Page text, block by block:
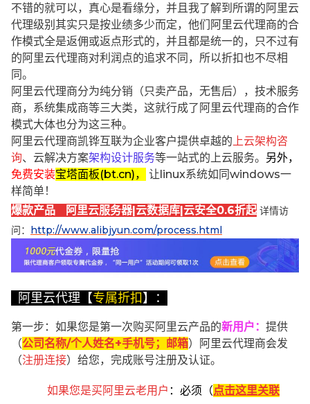
不错的就可以，真心是看缘分，并且我了解到所谓的阿里云
代理级别其实只是按业绩多少而定，他们阿里云代理商的合
作模式全是返佣或返点形式的，并且都是统一的，只不过有
的阿里云代理商对利润点的追求不同，所以折扣也不尽相
同。
阿里云代理商分为纯分销（只卖产品，无售后），技术服务
商，系统集成商等三大类，这就行成了阿里云代理商的合作
模式大体也分为这三种。
阿里云代理商凯铧互联为企业客户提供卓越的 上云架构咨
询、云解决方案架构设计服务等一站式的上云服务。 另外，
免费安装宝塔面板(bt.cn)，
让linux系统如同windows一
样简单！
爆款产品 阿里云服务器|云数据库|云安全0.6折起 详情访
问： http://www.alibjyun.com/process.html
阿里云代理【专属折扣】：
第一步：如果您是第一次购买阿里云产品的新用户 ： 提供
（公司名称/个人姓名+手机号；邮箱）阿里云代理商会发
（注册连接）给您，完成账号注册及认证。
如果您是买阿里云老用户 ： 必须 （点击这里关联